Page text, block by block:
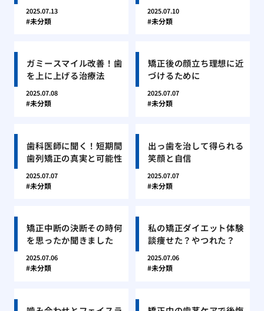
2025.07.13
未分類
2025.07.10
未分類
ガミースマイル改善！歯
を上に上げる治療法
2025.07.08
未分類
矯正後の顔立ち理想に近
づけるために
2025.07.07
未分類
歯科医師に聞く！短期間
歯列矯正の真実と可能性
2025.07.07
未分類
出っ歯を治して得られる
笑顔と自信
2025.07.07
未分類
矯正中断の決断その時何
を思ったか聞きました
2025.07.06
未分類
私の矯正ダイエット体験
談痩せた？やつれた？
2025.07.06
未分類